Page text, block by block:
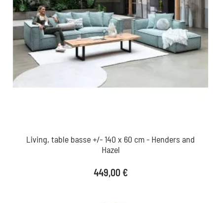
Living, table basse +/- 140 x 60 cm - Henders and
Hazel
Prix
449,00 €